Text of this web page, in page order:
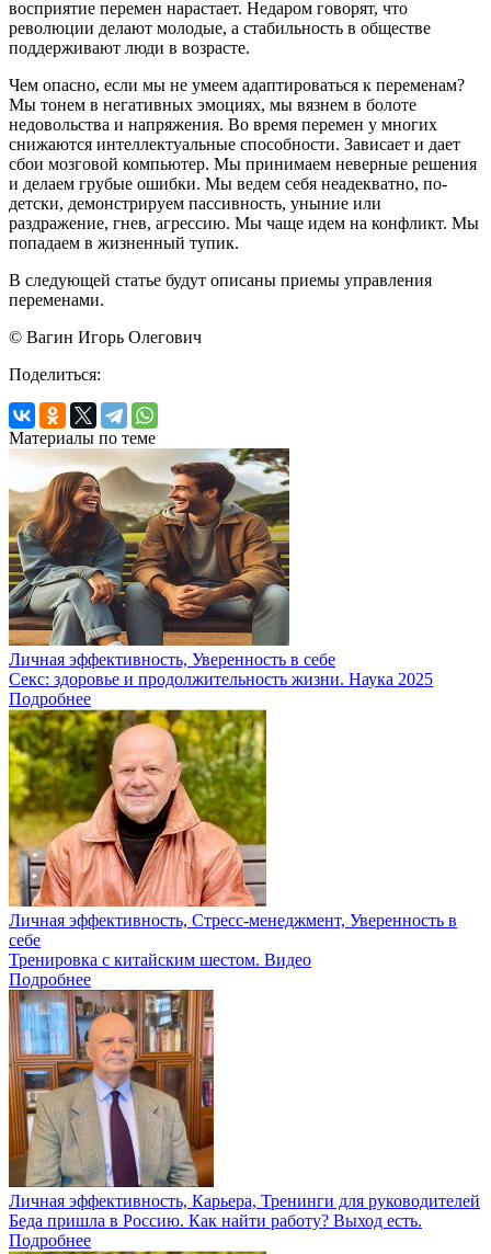
восприятие перемен нарастает. Недаром говорят, что
революции делают молодые, а стабильность в обществе
поддерживают люди в возрасте.
Чем опасно, если мы не умеем адаптироваться к переменам?
Мы тонем в негативных эмоциях, мы вязнем в болоте
недовольства и напряжения. Во время перемен у многих
снижаются интеллектуальные способности. Зависает и дает
сбои мозговой компьютер. Мы принимаем неверные решения
и делаем грубые ошибки. Мы ведем себя неадекватно, по-
детски, демонстрируем пассивность, уныние или
раздражение, гнев, агрессию. Мы чаще идем на конфликт. Мы
попадаем в жизненный тупик.
В следующей статье будут описаны приемы управления
переменами.
© Вагин Игорь Олегович
Поделиться:
Материалы по теме
Личная эффективность, Уверенность в себе
Секс: здоровье и продолжительность жизни. Наука 2025
Подробнее
Личная эффективность, Стресс-менеджмент, Уверенность в
себе
Тренировка с китайским шестом. Видео
Подробнее
Личная эффективность, Карьера, Тренинги для руководителей
Беда пришла в Россию. Как найти работу? Выход есть.
Подробнее